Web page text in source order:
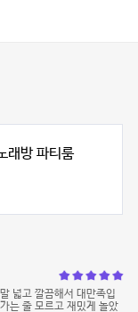
래방 파티룸
넓고 깔끔해서 대만족입
는 줄 모르고 재밌게 놀았